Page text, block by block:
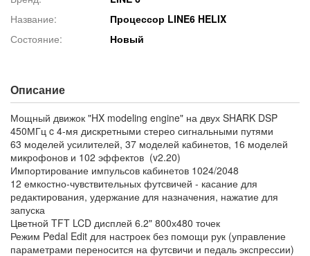
Название:
Процессор LINE6 HELIX
Состояние:
Новый
Описание
Мощный движок "HX modeling engine" на двух SHARK DSP
450МГц c 4-мя дискретными стерео сигнальными путями
63 моделей усилителей, 37 моделей кабинетов, 16 моделей
микрофонов и 102 эффектов (v2.20)
Импортирование импульсов кабинетов 1024/2048
12 емкостно-чувствительных футсвичей - касание для
редактирования, удержание для назначения, нажатие для
запуска
Цветной TFT LCD дисплей 6.2" 800х480 точек
Режим Pedal Edit для настроек без помощи рук (управление
параметрами переносится на футсвичи и педаль экспрессии)